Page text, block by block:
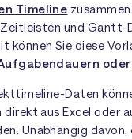
Timeline
und Gantt-
können Sie diese
Daten
direkt aus Excel oder
Unabhängig